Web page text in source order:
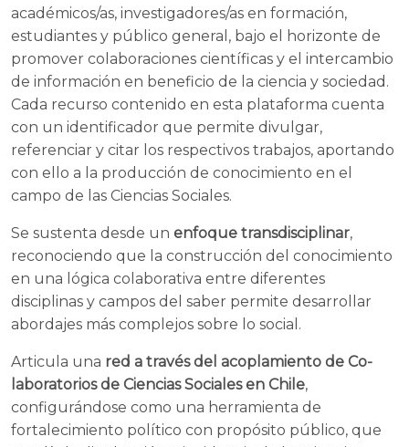
académicos/as, investigadores/as en formación,
estudiantes y público general, bajo el horizonte de
promover colaboraciones científicas y el intercambio
de información en beneficio de la ciencia y sociedad.
Cada recurso contenido en esta plataforma cuenta
con un identificador que permite divulgar,
referenciar y citar los respectivos trabajos, aportando
con ello a la producción de conocimiento en el
campo de las Ciencias Sociales.
Se sustenta desde un enfoque transdisciplinar,
reconociendo que la construcción del conocimiento
en una lógica colaborativa entre diferentes
disciplinas y campos del saber permite desarrollar
abordajes más complejos sobre lo social.
Articula una red a través del acoplamiento de Co-
laboratorios de Ciencias Sociales en Chile,
configurándose como una herramienta de
fortalecimiento político con propósito público, que